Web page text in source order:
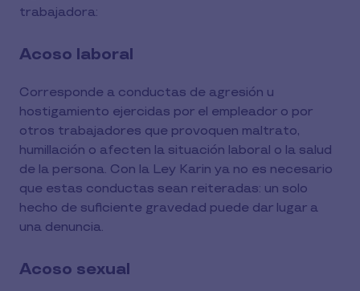
trabajadora:
Acoso laboral
Corresponde a conductas de agresión u
hostigamiento ejercidas por el empleador o por
otros trabajadores que provoquen maltrato,
humillación o afecten la situación laboral o la salud
de la persona. Con la Ley Karin ya no es necesario
que estas conductas sean reiteradas: un solo
hecho de suficiente gravedad puede dar lugar a
una denuncia.
Acoso sexual